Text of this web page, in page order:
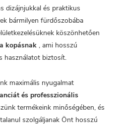
dizájnjukkal és praktikus
bármilyen fürdőszobába
köszönhetően
kopásnak , ami hosszú
használatot biztosít.
maximális nyugalmat
és professzionális
termékeink minőségében, és
szolgáljanak Önt hosszú